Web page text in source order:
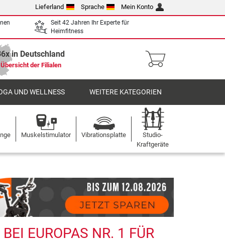
Lieferland Sprache Mein Konto
Seit 42 Jahren Ihr Experte für
Heimfitness
in Deutschland
Übersicht der Filialen
UND WELLNESS WEITERE KATEGORIEN
Muskelstimulator Vibrationsplatte
Studio-
Kraftgeräte
EUROPAS NR. 1 FÜR